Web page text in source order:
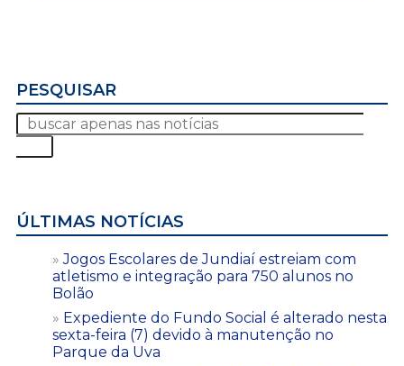
PESQUISAR
ÚLTIMAS NOTÍCIAS
Jogos Escolares de Jundiaí estreiam com
atletismo e integração para 750 alunos no
Bolão
Expediente do Fundo Social é alterado nesta
sexta-feira (7) devido à manutenção no
Parque da Uva